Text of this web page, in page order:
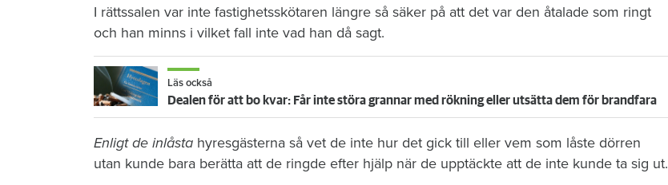
I rättssalen var inte fastighetsskötaren längre så säker på att det var den åtalade som ringt
och han minns i vilket fall inte vad han då sagt.
Läs också
Dealen för att bo kvar: Får inte störa grannar med rökning eller utsätta dem för brandfara
Enligt de inlåsta hyresgästerna så vet de inte hur det gick till eller vem som låste dörren
utan kunde bara berätta att de ringde efter hjälp när de upptäckte att de inte kunde ta sig ut.